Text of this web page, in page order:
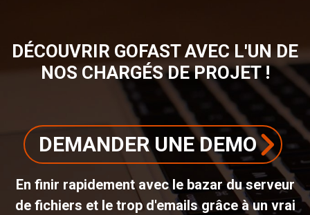
DÉCOUVRIR GOFAST AVEC L'UN DE
NOS CHARGÉS DE PROJET !
DEMANDER UNE DEMO
En finir rapidement avec le bazar du serveur
de fichiers et le trop d'emails grâce à un vrai